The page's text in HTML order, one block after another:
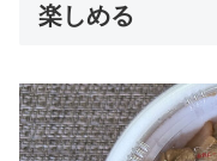
楽しめる